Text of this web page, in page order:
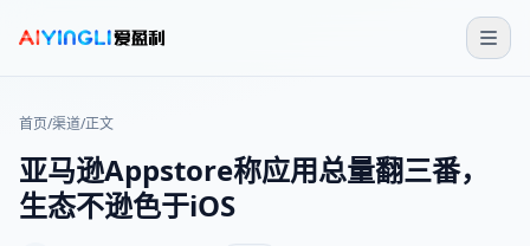
首页/渠道/正文
亚马逊Appstore称应用总量翻三番，
生态不逊色于iOS